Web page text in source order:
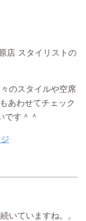
店 スタイリストの
のスタイルや空席
あわせてチェック
です＾＾
いていますね。。